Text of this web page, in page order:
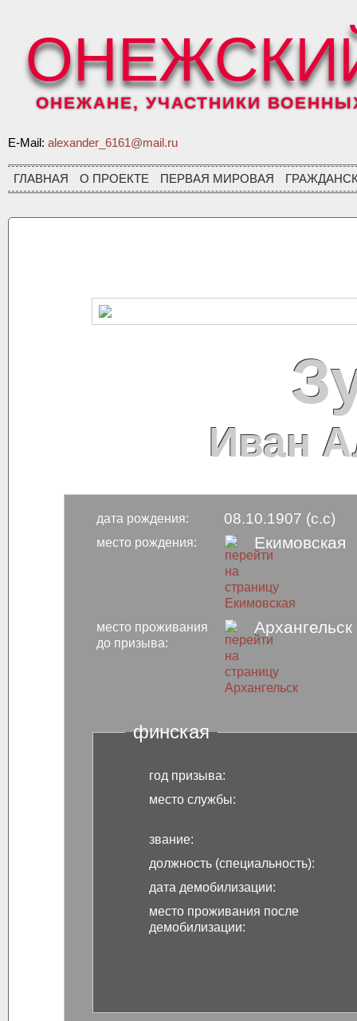
ОНЕЖАНЕ, УЧАСТНИКИ
E-Mail: alexander_6161@mail.ru
ГЛАВНАЯ О ПРОЕКТЕ ПЕРВАЯ МИРОВАЯ
Иван
дата рождения: 08.10.1907 (с.с)
место рождения: Екимовская
место проживания
до призыва:
Архангельск
финская
год призыва:
место службы:
звание:
должность (специальность):
дата демобилизации:
место проживания после
демобилизации: